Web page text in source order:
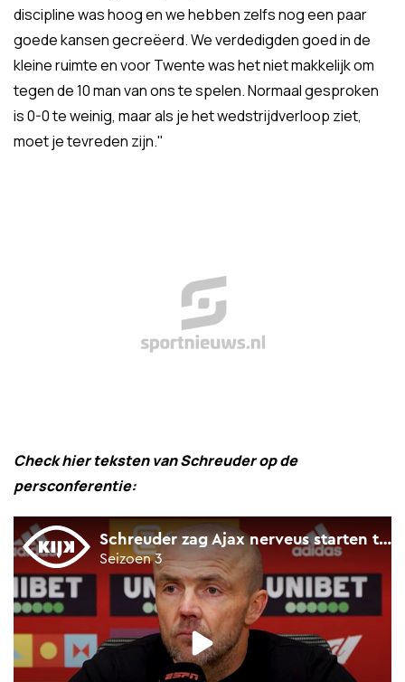
discipline was hoog en we hebben zelfs nog een paar
goede kansen gecreëerd. We verdedigden goed in de
kleine ruimte en voor Twente was het niet makkelijk om
tegen de 10 man van ons te spelen. Normaal gesproken
is 0-0 te weinig, maar als je het wedstrijdverloop ziet,
moet je tevreden zijn."
Check hier teksten van Schreuder op de
persconferentie: